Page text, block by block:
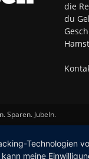
die
du
Sparen. Jubeln.
Technologien
meine